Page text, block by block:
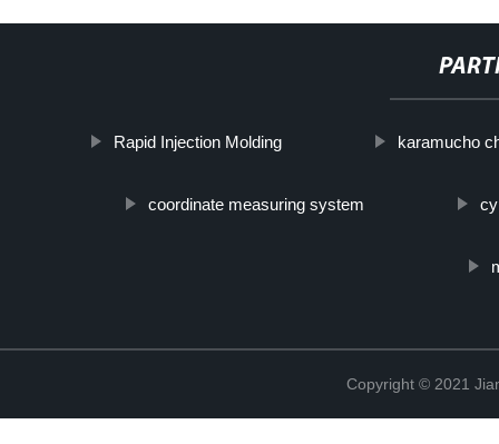
Rapid Injection Molding karamucho
coordinate measuring system
Copyright © 2021